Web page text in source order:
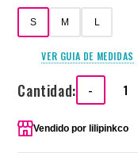
S M L
VER GUIA DE MEDIDAS
Cantidad: -
Vendido porlilipinkco